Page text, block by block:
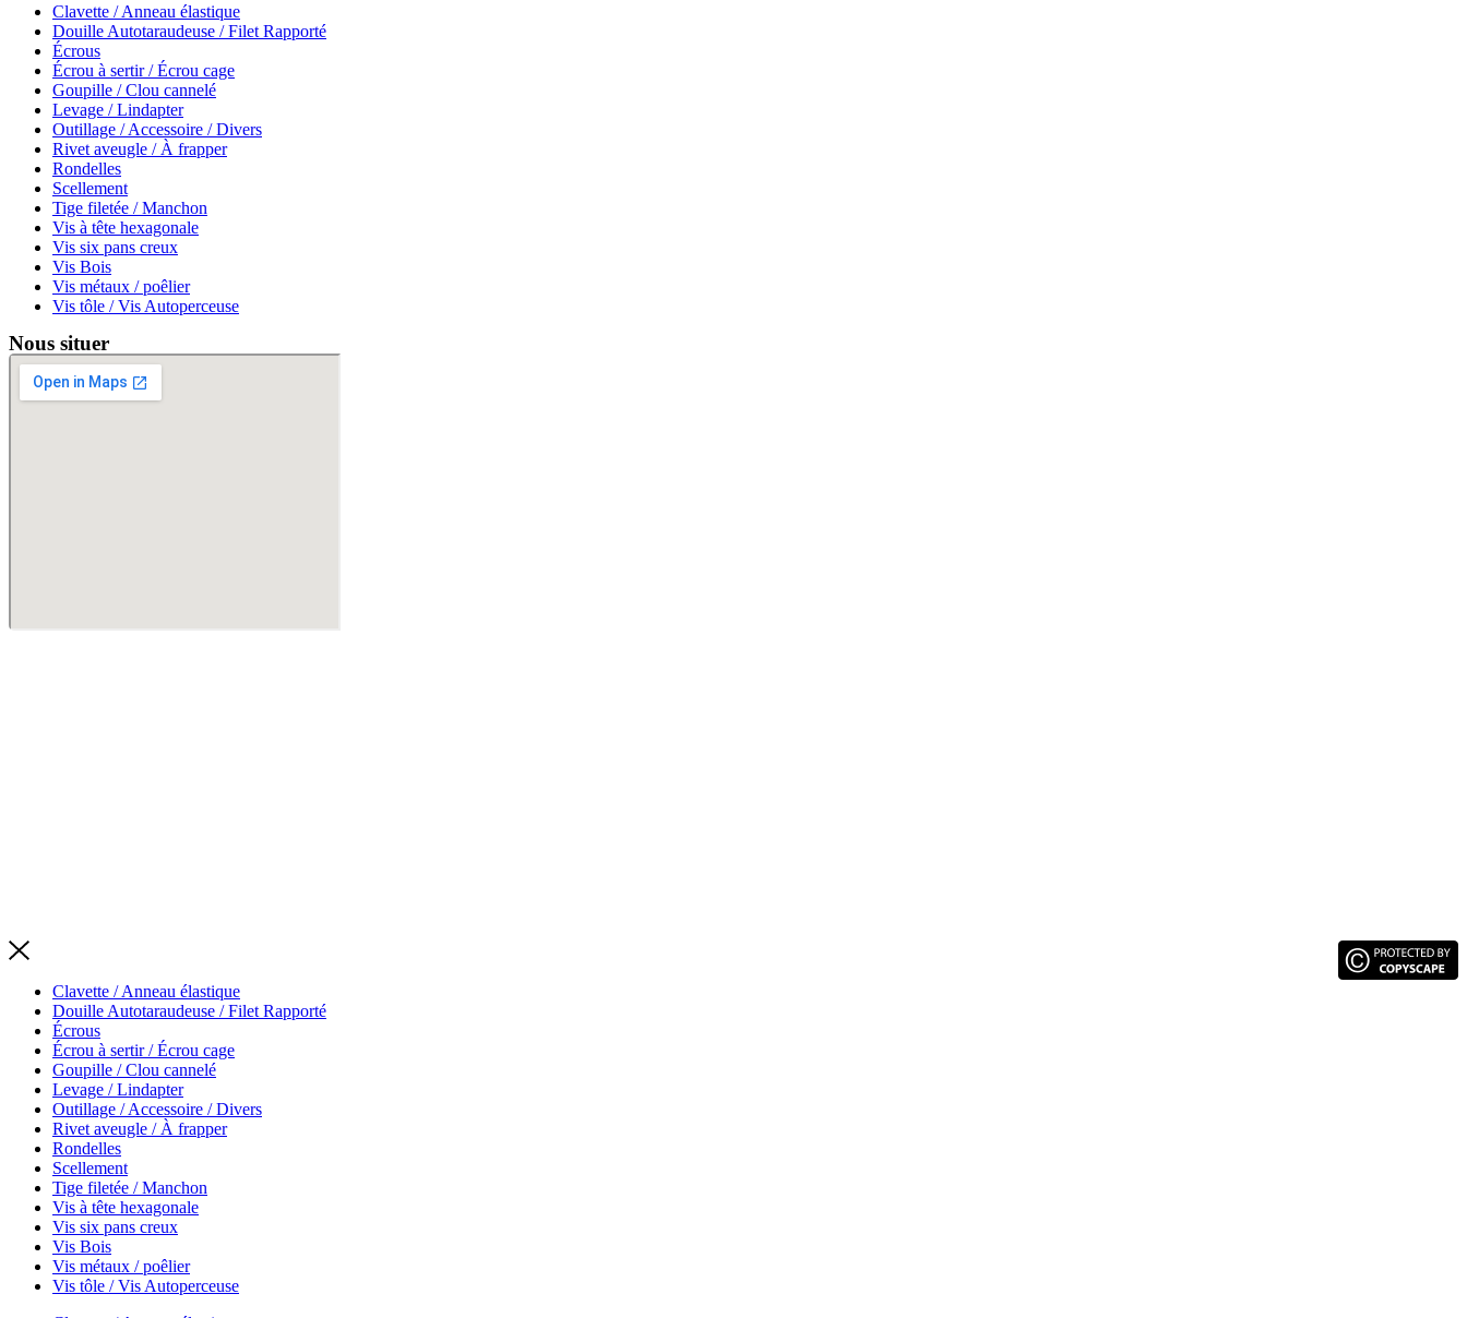
Clavette / Anneau élastique
Douille Autotaraudeuse / Filet Rapporté
Écrous
Écrou à sertir / Écrou cage
Goupille / Clou cannelé
Levage / Lindapter
Outillage / Accessoire / Divers
Rivet aveugle / À frapper
Rondelles
Scellement
Tige filetée / Manchon
Vis à tête hexagonale
Vis six pans creux
Vis Bois
Vis métaux / poêlier
Vis tôle / Vis Autoperceuse
Nous situer
Clavette / Anneau élastique
Douille Autotaraudeuse / Filet Rapporté
Écrous
Écrou à sertir / Écrou cage
Goupille / Clou cannelé
Levage / Lindapter
Outillage / Accessoire / Divers
Rivet aveugle / À frapper
Rondelles
Scellement
Tige filetée / Manchon
Vis à tête hexagonale
Vis six pans creux
Vis Bois
Vis métaux / poêlier
Vis tôle / Vis Autoperceuse